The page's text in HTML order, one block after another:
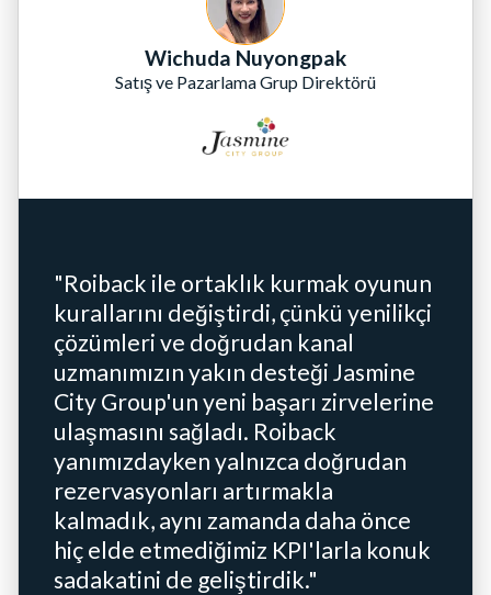
Wichuda Nuyongpak
Satış ve Pazarlama Grup Direktörü
"Roiback ile ortaklık kurmak oyunun
kurallarını değiştirdi, çünkü yenilikçi
çözümleri ve doğrudan kanal
uzmanımızın yakın desteği Jasmine
City Group'un yeni başarı zirvelerine
ulaşmasını sağladı. Roiback
yanımızdayken yalnızca doğrudan
rezervasyonları artırmakla
kalmadık, aynı zamanda daha önce
hiç elde etmediğimiz KPI'larla konuk
sadakatini de geliştirdik."